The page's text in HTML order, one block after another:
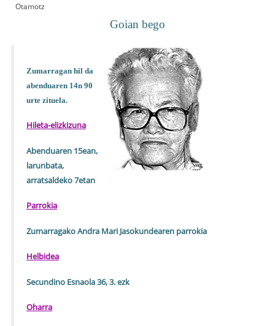
Otamotz
Goian bego
Zumarragan hil da
abenduaren 14n 90
urte zituela.
Hileta-elizkizuna
Abenduaren 15ean,
larunbata,
arratsaldeko 7etan
Parrokia
Zumarragako Andra Mari Jasokundearen parrokia
Helbidea
Secundino Esnaola 36, 3. ezk
Oharra